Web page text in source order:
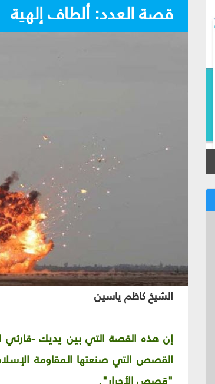
قصة العدد: ألطاف إلهية
الشيخ كاظم ياسين
إن هذه القصة التي بين يديك -قارئي
القصص التي صنعتها المقاومة